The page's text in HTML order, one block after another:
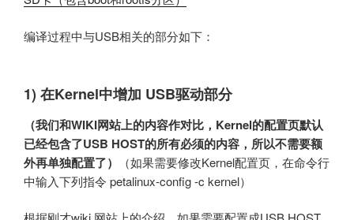
编译过程中与USB相关的部分如下：
1) 在Kernel中增加 USB驱动部分
（我们和WIKI网站上的内容作对比，Kernel的配置页默认
已经包含了USB HOST的所有必须的内容，所以不需要额
外再单独配置了）
（如果需要修改Kernel配置页，在命令行
中输入下列指令 petalinux-config -c kernel）